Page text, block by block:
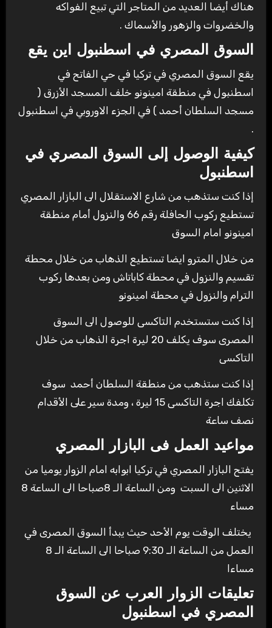
هناك أيضا العديد من المتاجر التي تبيع الفواكه
والخضروات والزهور والأسماك .
السوق المصري في اسطنبول اين يقع
يقع السوق المصري في تركيا في حي الفاتح في
اسطنبول في منطقة امينونو خلف المسجد الأزرق (
مسجد السلطان أحمد ) في الجزء الاوروبي في اسطنبول
.
كيفية الوصول إلى السوق المصري في
اسطنبول
إذا كنت ستذهب من شارع الاستقلال الى البازار المصري
تستطيع ركوب الحافلة رقم 66 والنزول أمام منطقة
امينونو امام السوق
من خلال المترو ايضا تستطيع الذهاب من خلال محطة
تقسيم والنزول في محطة كاباتاش ومن بعدها ركوب
الترام والنزول في محطة امينونو
إذا كنت ستستخدم التاكسى للوصول الى السوق
المصرى سوف يكلف 20 ليرة اجرة الذهاب من خلال
التاكسى
إذا كنت ستذهب من منطقة السلطان أحمد سوف
تكلفك اجرة التاكسى 15 ليرة ، ومدة سير على الأقدام
نصف ساعة
مواعيد العمل فى البازار المصري
يفتح البازار المصري في تركيا ابوابه امام الزوار يوميا من
الاثنين الى السبت ومن الساعة الـ 8صباحا الى الساعة 8
مساء
يختلف الوقت يوم الأحد حيث يبدأ السوق المصرى في
العمل من الساعة الـ 9:30 صباحا الى الساعة الـ 8
مساءا
تعليقات الزوار العرب عن
السوق
المصري في اسطنبول